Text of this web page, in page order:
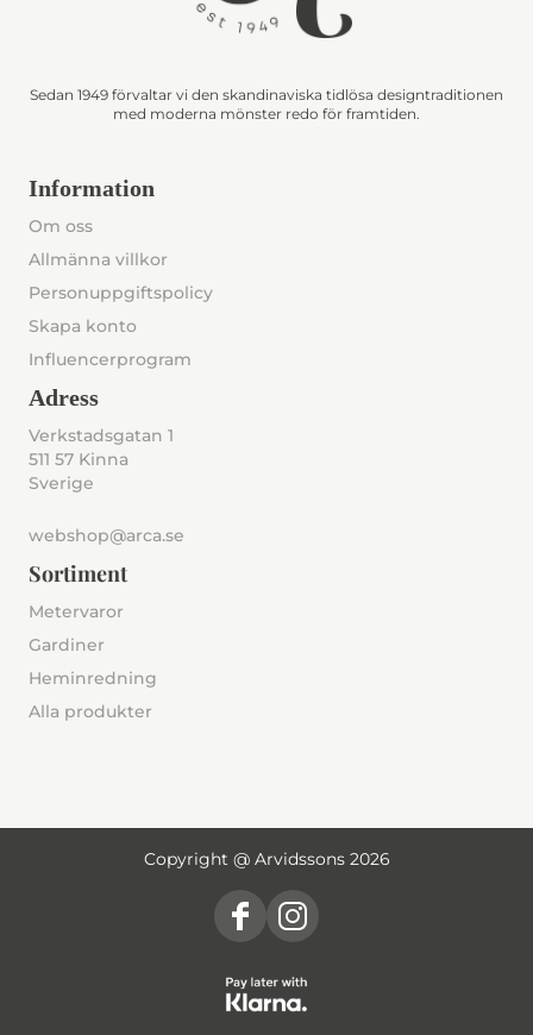
Sedan 1949 förvaltar vi den skandinaviska tidlösa designtraditionen
med moderna mönster redo för framtiden.
Information
Om oss
Allmänna villkor
Personuppgiftspolicy
Skapa konto
Influencerprogram
Adress
Verkstadsgatan 1
511 57 Kinna
Sverige
webshop@arca.se
Sortiment
Metervaror
Gardiner
Heminredning
Alla produkter
Copyright @ Arvidssons 2026